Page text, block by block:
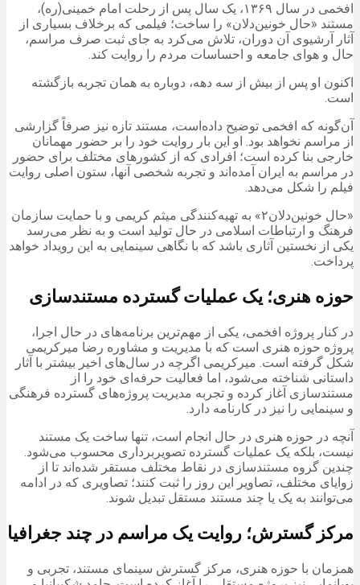
افخمی در سال ۱۳۶۹، یک سال پس از رحلت امام خمینی(ره)،
مستند «حال خونین‌دلان» را ساخت؛ فیلمی که برخلاف بسیاری از
آثار آرشیوی آن دوران، تلاش می‌کرد به جای ثبت صرف مراسم،
حال و هوای جامعه و احساسات مردم را روایت کند.
اکنون او پس از بیش از سه دهه، دوباره به همان تجربه بازگشته
است.
آن‌گونه که افخمی توضیح داده‌است، مستند تازه نیز صرفاً گزارشی
از مراسم نخواهد بود. او این بار روایت خود را بر حضور مهمانان
خارجی بنا کرده است؛ افرادی که از کشورهای مختلف برای حضور
در مراسم به ایران آمده‌اند و تجربه شخصی آنها، ستون اصلی روایت
فیلم را شکل می‌دهد.
«حال خونین‌دلان۲» به تهیه‌کنندگی میثم کریمی و با حمایت سازمان
فرهنگ و ارتباطات اسلامی در حال تولید است و به نظر می‌رسد
یکی از نخستین آثاری باشد که با نگاهی سینمایی به این رویداد خواهد
پرداخت.
حوزه هنری؛ یک عملیات گسترده مستندسازی
در کنار پروژه افخمی، یکی از مهم‌ترین برنامه‌های در حال اجرا،
پروژه حوزه هنری است که با مدیریت و مشاوره رضا میرکریمی
شکل گرفته است. میرکریمی اگرچه در سال‌های اخیر بیشتر با آثار
داستانی شناخته می‌شود، اما فعالیت حرفه‌ای خود را از
مستندسازی آغاز کرده و تجربه مدیریت پروژه‌های گسترده فرهنگی
و سینمایی را نیز در کارنامه دارد.
آنچه در حوزه هنری در حال انجام است، تنها ساخت یک مستند
نیست، بلکه یک عملیات گسترده تصویربرداری محسوب می‌شود.
چندین گروه مستندسازی در نقاط مختلف مستقر شده‌اند تا از
زوایای مختلف، تصاویر این روز را ثبت کنند؛ تصاویری که در ادامه
می‌توانند به یک یا چند مستند مستقل تبدیل شوند.
مرکز گسترش؛ روایت یک مراسم در چند جغرافیا
همزمان با حوزه هنری، مرکز گسترش سینمای مستند، تجربی و